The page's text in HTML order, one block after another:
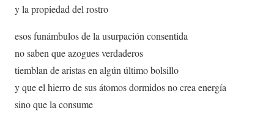
y la propiedad del rostro
esos funámbulos de la usurpación consentida
no saben que azogues verdaderos
tiemblan de aristas en algún último bolsillo
y que el hierro de sus átomos dormidos no crea energía
sino que la consume